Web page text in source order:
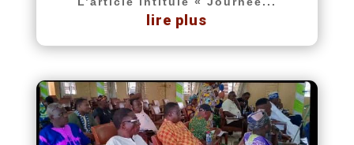
lire plus